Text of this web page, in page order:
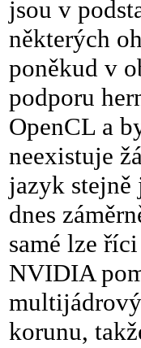
jsou v
některých
poněkud v
podporu
OpenCL a
neexistuje
jazyk
dnes
samé lze
NVIDIA
korunu,